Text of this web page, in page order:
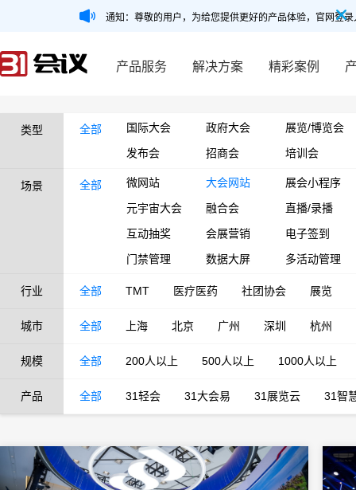
通知：尊敬的用户，为给您提供更好的产品体验，官网登
产品服务 解决方案 精彩案例
类型 全部 国际大会 政府大会
展览/博览会
发布会
招商会 培训会
场景 全部 微网站 大会网站
展会小程序
元宇宙大会
融合会
直播/录播
互动抽奖
会展营销
电子签到
门禁管理
数据大屏 多活动管理
行业 全部 TMT 医疗医药 社团协会 展览
城市 全部 上海 北京 广州 深圳 杭州
规模 全部 200人以上 500人以上 1000人以上
产品 全部 31轻会 31大会易 31展览云 31智